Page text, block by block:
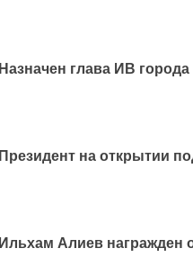
Назначен глава ИВ
Президент на открытии
Ильхам Алиев награжден